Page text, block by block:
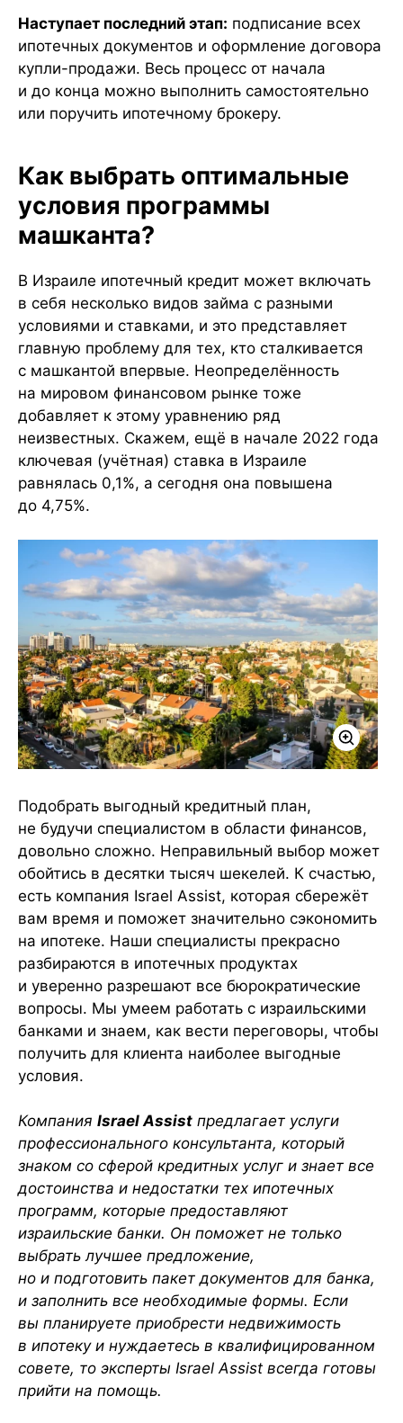
Наступает последний этап: подписание всех
ипотечных документов и оформление договора
купли-продажи. Весь процесс от начала
и до конца можно выполнить самостоятельно
или поручить ипотечному брокеру.
Как выбрать оптимальные
условия программы
машканта?
В Израиле ипотечный кредит может включать
в себя несколько видов займа с разными
условиями и ставками, и это представляет
главную проблему для тех, кто сталкивается
с машкантой впервые. Неопределённость
на мировом финансовом рынке тоже
добавляет к этому уравнению ряд
неизвестных. Скажем, ещё в начале 2022 года
ключевая (учётная) ставка в Израиле
равнялась 0,1%, а сегодня она повышена
до 4,75%.
Подобрать выгодный кредитный план,
не будучи специалистом в области финансов,
довольно сложно. Неправильный выбор может
обойтись в десятки тысяч шекелей. К счастью,
есть компания Israel Assist, которая сбережёт
вам время и поможет значительно сэкономить
на ипотеке. Наши специалисты прекрасно
разбираются в ипотечных продуктах
и уверенно разрешают все бюрократические
вопросы. Мы умеем работать с израильскими
банками и знаем, как вести переговоры, чтобы
получить для клиента наиболее выгодные
условия.
Компания Israel Assist предлагает услуги
профессионального консультанта, который
знаком со сферой кредитных услуг и знает все
достоинства и недостатки тех ипотечных
программ, которые предоставляют
израильские банки. Он поможет не только
выбрать лучшее предложение,
но и подготовить пакет документов для банка,
и заполнить все необходимые формы. Если
вы планируете приобрести недвижимость
в ипотеку и нуждаетесь в квалифицированном
совете, то эксперты Israel Assist всегда готовы
прийти на помощь.